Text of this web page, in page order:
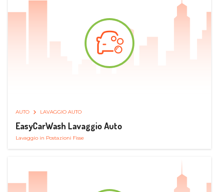
AUTO LAVAGGIO AUTO
EasyCarWash Lavaggio Auto
Lavaggio in Postazioni Fisse